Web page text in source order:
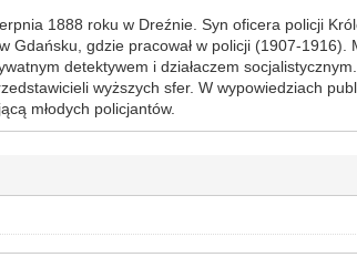
1888 roku w Dreźnie. Syn oficera policji
Gdańsku, gdzie pracował w policji (1907-
detektywem i działaczem
wyższych sfer. W wypowiedziach
młodych policjantów.